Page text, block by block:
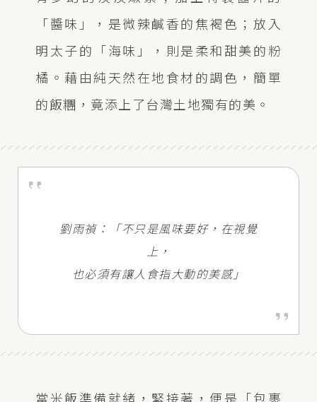
「醬味」，是微辣鹹香的焦褐色；放入
明太子的「海味」，則是柔和甜美的粉
橘。藉由純天然在地食材的調色，簡單
的飯糰，竟添上了台灣土地獨有的美。
劉雨禎：「不只是風味要好，在視覺
上，
也必須有讓人食指大動的美感」
當米飯準備就緒，緊接著，便是「包裹